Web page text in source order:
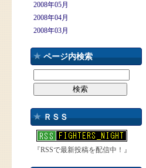
2008年05月
2008年04月
2008年03月
ページ内検索
ＲＳＳ
『RSSで最新投稿を配信中！』